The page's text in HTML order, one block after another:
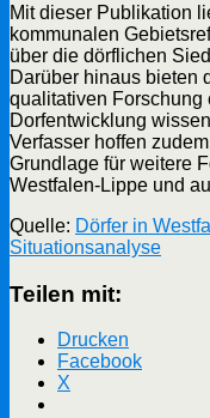
Mit dieser Publikation
kommunalen
über die dörflichen
Darüber hinaus bieten
qualitativen Forschung
Dorfentwicklung
Verfasser hoffen
Grundlage für weitere
Westfalen-Lippe und
Quelle: Dörfer in
Situationsanalyse
Teilen mit:
Drucken
Facebook
X